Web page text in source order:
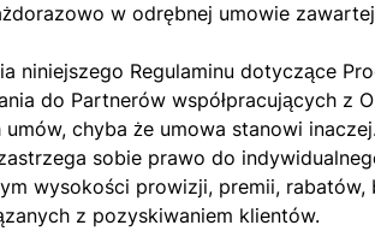
w odrębnej umowie
niniejszego Regulaminu dotyczące
do Partnerów współpracujących z
chyba że umowa stanowi
sobie prawo do
wysokości prowizji, premii, rabatów,
z pozyskiwaniem klientów.